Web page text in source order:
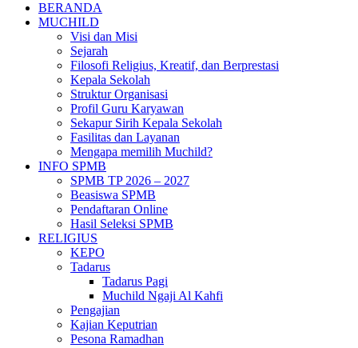
BERANDA
MUCHILD
Visi dan Misi
Sejarah
Filosofi Religius, Kreatif, dan Berprestasi
Kepala Sekolah
Struktur Organisasi
Profil Guru Karyawan
Sekapur Sirih Kepala Sekolah
Fasilitas dan Layanan
Mengapa memilih Muchild?
INFO SPMB
SPMB TP 2026 – 2027
Beasiswa SPMB
Pendaftaran Online
Hasil Seleksi SPMB
RELIGIUS
KEPO
Tadarus
Tadarus Pagi
Muchild Ngaji Al Kahfi
Pengajian
Kajian Keputrian
Pesona Ramadhan